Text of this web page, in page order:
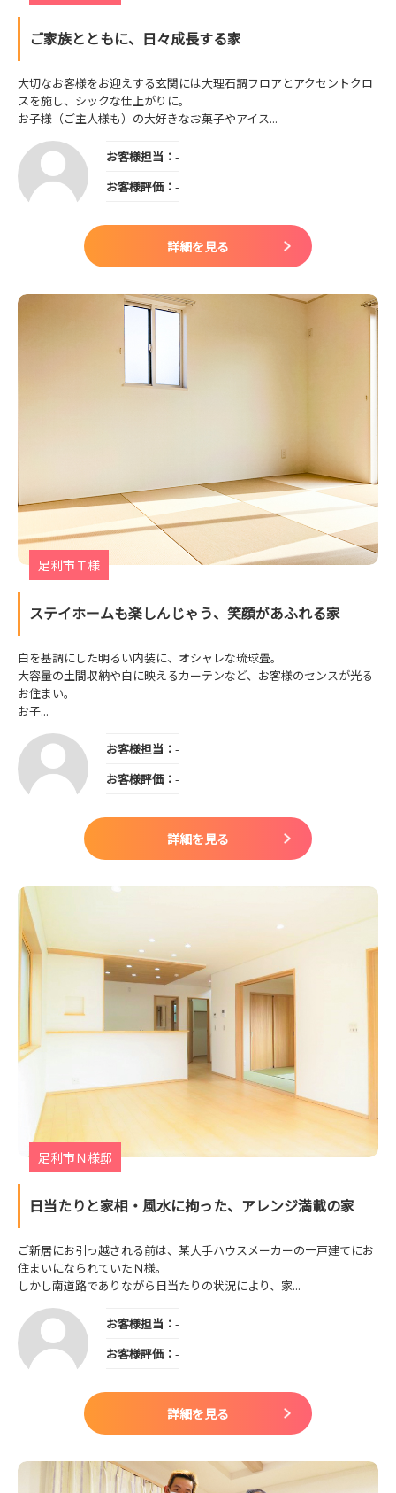
ご家族とともに、日々成長する家
大切なお客様をお迎えする玄関には大理石調フロアとアクセントクロ
スを施し、シックな仕上がりに。
お子様（ご主人様も）の大好きなお菓子やアイス...
お客様担当： -
お客様評価： -
詳細を見る
足利市Ｔ様
ステイホームも楽しんじゃう、笑顔があふれる家
白を基調にした明るい内装に、オシャレな琉球畳。
大容量の土間収納や白に映えるカーテンなど、お客様のセンスが光る
お住まい。
お子...
お客様担当： -
お客様評価： -
詳細を見る
足利市Ｎ様邸
日当たりと家相・風水に拘った、アレンジ満載の家
ご新居にお引っ越される前は、某大手ハウスメーカーの一戸建てにお
住まいになられていたＮ様。
しかし南道路でありながら日当たりの状況により、家...
お客様担当： -
お客様評価： -
詳細を見る